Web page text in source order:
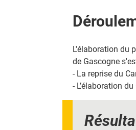
L'élaboration du
de Gascogne
- La reprise du
- L’élaboration